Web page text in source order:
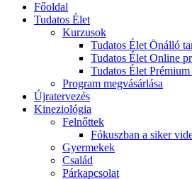
Főoldal
Tudatos Élet
Kurzusok
Tudatos Élet Önálló
Tudatos Élet Online
Tudatos Élet Prémium
Program megvásárlása
Újratervezés
Kineziológia
Felnőttek
Fókuszban a siker
Gyermekek
Család
Párkapcsolat